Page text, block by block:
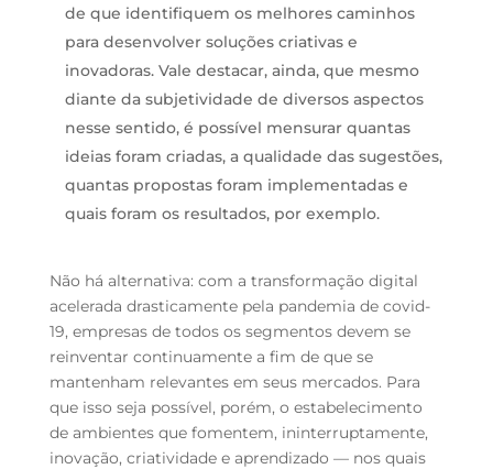
de que identifiquem os melhores caminhos
para desenvolver soluções criativas e
inovadoras. Vale destacar, ainda, que mesmo
diante da subjetividade de diversos aspectos
nesse sentido, é possível mensurar quantas
ideias foram criadas, a qualidade das sugestões,
quantas propostas foram implementadas e
quais foram os resultados, por exemplo.
Não há alternativa: com a transformação digital
acelerada drasticamente pela pandemia de covid-
19, empresas de todos os segmentos devem se
reinventar continuamente a fim de que se
mantenham relevantes em seus mercados. Para
que isso seja possível, porém, o estabelecimento
de ambientes que fomentem, ininterruptamente,
inovação, criatividade e aprendizado — nos quais